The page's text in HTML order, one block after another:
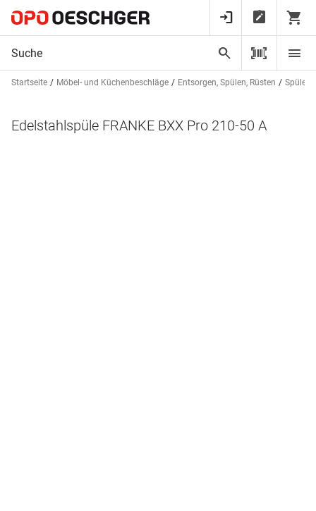
Startseite Möbel- und Küchenbeschläge Entsorgen, Spülen, Rüsten Spülen
Edelstahlspüle FRANKE BXX Pro 210-50 A